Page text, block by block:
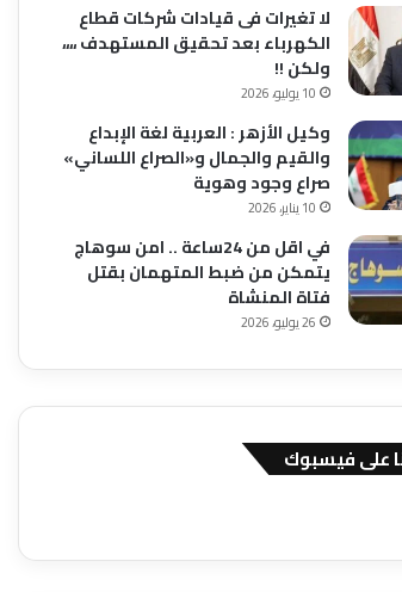
لا تغيرات فى قيادات شركات قطاع
الكهرباء بعد تحقيق المستهدف ،،،،
ولكن !!
10 يوليو، 2026
وكيل الأزهر : العربية لغة الإبداع
والقيم والجمال و«الصراع اللساني»
صراع وجود وهوية
10 يناير، 2026
في اقل من 24ساعة .. امن سوهاج
يتمكن من ضبط المتهمان بقتل
فتاة المنشاة
26 يوليو، 2026
على فيسبوك